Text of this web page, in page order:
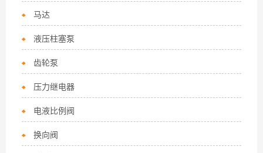
马达
液压柱塞泵
齿轮泵
压力继电器
电液比例阀
换向阀